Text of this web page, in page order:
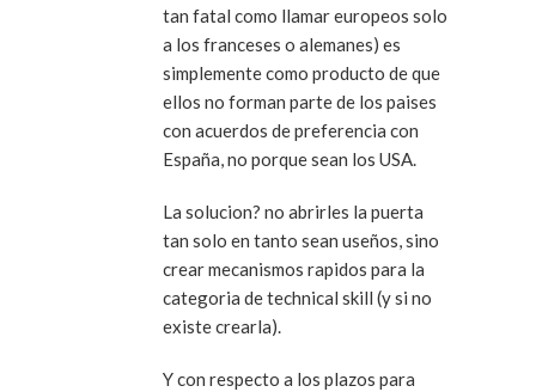
tan fatal como llamar europeos solo
a los franceses o alemanes) es
simplemente como producto de que
ellos no forman parte de los paises
con acuerdos de preferencia con
España, no porque sean los USA.
La solucion? no abrirles la puerta
tan solo en tanto sean useños, sino
crear mecanismos rapidos para la
categoria detechnical skill (y si no
existe crearla).
Y con respecto a los plazos para